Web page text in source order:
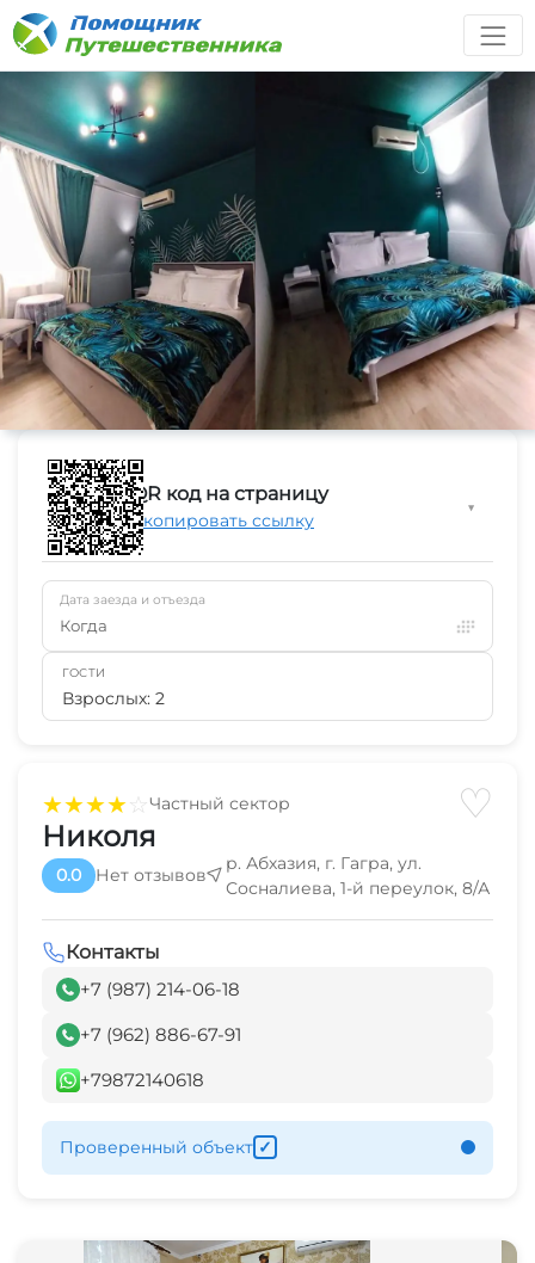
★★★★☆Частный сектор ♡
Николя
0.0 Нет отзывов
р. Абхазия, г. Гагра, ул.
Сосналиева, 1-й переулок, 8/А
Контакты
+7 (987) 214-06-18
+7 (962) 886-67-91
+79872140618
Проверенный объект ✓
QR код на страницу
Скопировать ссылку
▼
Дата заезда и отъезда
Когда
ГОСТИ
Взрослых: 2